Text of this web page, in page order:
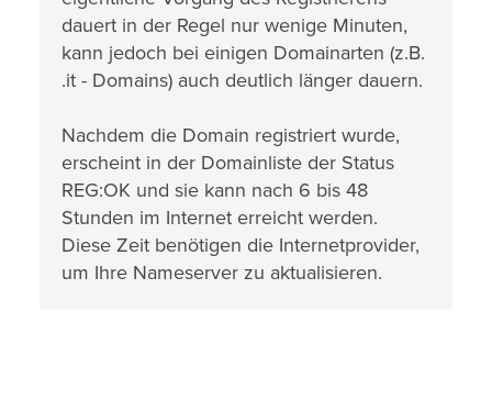
dauert in der Regel nur wenige Minuten,
kann jedoch bei einigen Domainarten (z.B.
.it - Domains) auch deutlich länger dauern.
Nachdem die Domain registriert wurde,
erscheint in der Domainliste der Status
REG:OK und sie kann nach 6 bis 48
Stunden im Internet erreicht werden.
Diese Zeit benötigen die Internetprovider,
um Ihre Nameserver zu aktualisieren.